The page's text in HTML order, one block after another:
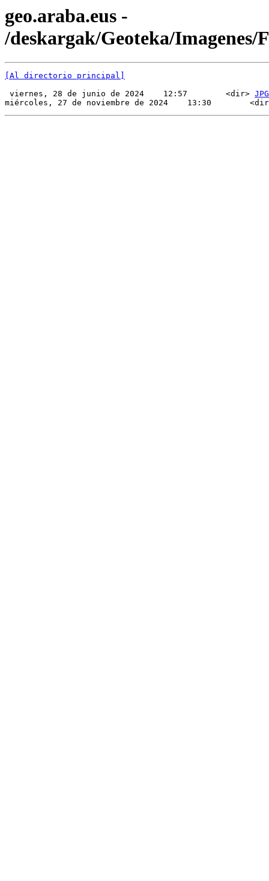
geo.araba.eus -
/deskargak/Geoteka/Imagenes/
[Al directorio principal]
viernes, 28 de junio de 2024    12:57        <dir> JPG
miércoles, 27 de noviembre de 2024    13:30